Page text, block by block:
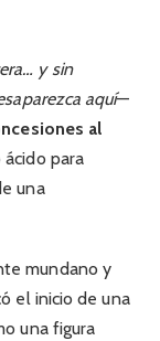
y sin
aquí—
al
para
una
mundano y
el inicio de una
una figura